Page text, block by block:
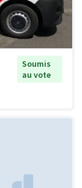
Soumis
au vote